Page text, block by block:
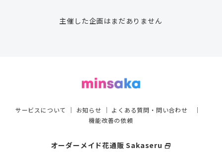
主催した企画はまだありません
サービスについて ｜ お知らせ ｜ よくある質問・問い合わせ ｜
機能改善の依頼
オーダーメイド花通販 Sakaseru select_window